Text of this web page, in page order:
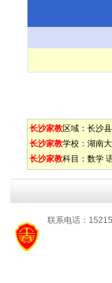
长沙家教区域： 长沙县
长沙家教学校： 湖南
长沙家教科目： 数学
联系电话：